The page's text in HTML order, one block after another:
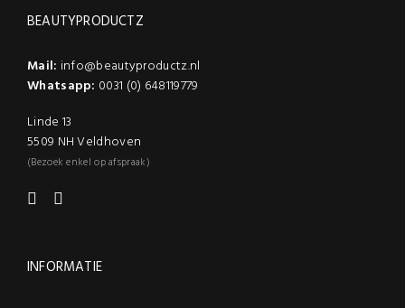
BEAUTYPRODUCTZ
Mail: info@beautyproductz.nl
Whatsapp: 0031 (0) 648119779
Linde 13
5509 NH Veldhoven
(Bezoek enkel op afspraak)
INFORMATIE